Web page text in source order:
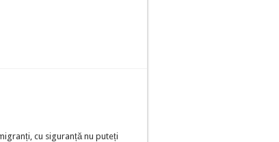
cu siguranță nu puteți